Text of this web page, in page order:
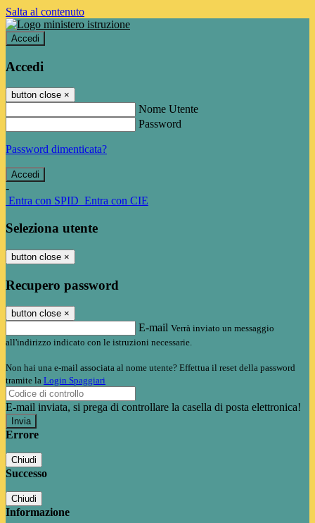
Salta al contenuto
Accedi
Accedi
button close ×
Nome Utente
Password
Password dimenticata?
-
Entra con SPID Entra con CIE
Seleziona utente
button close ×
Recupero password
button close ×
E-mail Verrà inviato un messaggio
all'indirizzo indicato con le istruzioni necessarie.
Non hai una e-mail associata al nome utente? Effettua il reset della password
tramite la Login Spaggiari
E-mail inviata, si prega di controllare la casella di posta elettronica!
Errore
Chiudi
Successo
Chiudi
Informazione